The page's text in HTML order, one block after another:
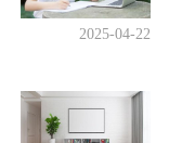
2025-04-22